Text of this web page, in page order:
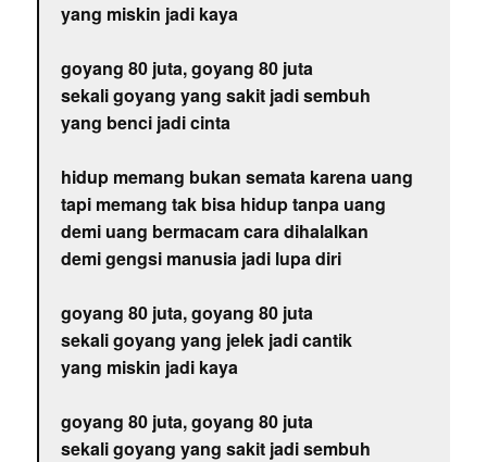
yang miskin jadi kaya
goyang 80 juta, goyang 80 juta
sekali goyang yang sakit jadi sembuh
yang benci jadi cinta
hidup memang bukan semata karena uang
tapi memang tak bisa hidup tanpa uang
demi uang bermacam cara dihalalkan
demi gengsi manusia jadi lupa diri
goyang 80 juta, goyang 80 juta
sekali goyang yang jelek jadi cantik
yang miskin jadi kaya
goyang 80 juta, goyang 80 juta
sekali goyang yang sakit jadi sembuh